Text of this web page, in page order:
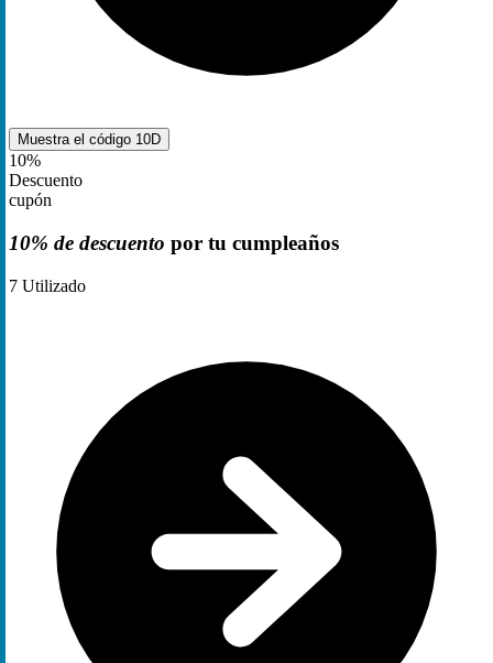
Muestra el código 10D
10%
Descuento
cupón
10% de descuento por tu cumpleaños
7 Utilizado